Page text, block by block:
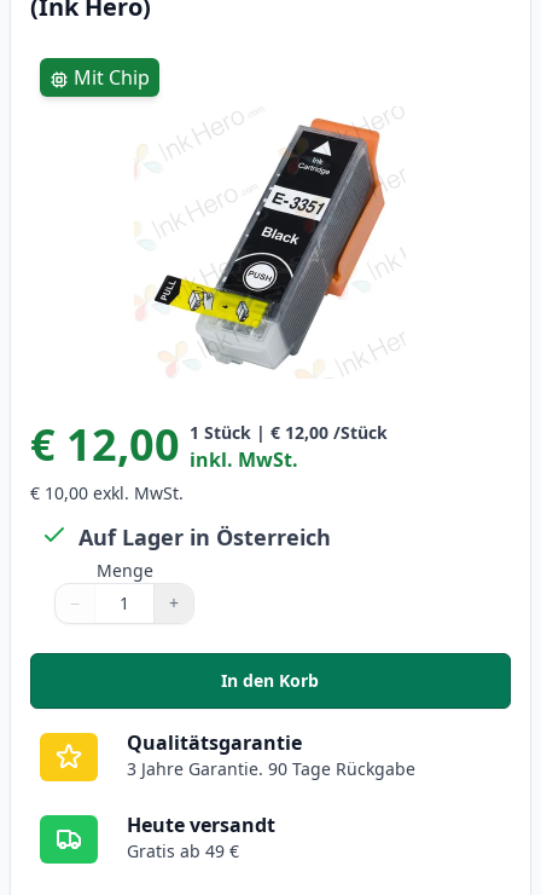
(Ink Hero)
Product information
Mit Chip
€ 12,00 1 Stück | € 12,00 /Stück
inkl. MwSt.
€ 10,00 exkl. MwSt.
Auf Lager in Österreich
Menge
Menge
Verwenden Sie die Tasten, um anzupassen
− +
Menge 1
In den Korb
, Epson 33XL schwarz XL
Qualitätsgarantie
3 Jahre Garantie. 90 Tage Rückgabe
Heute versandt
Gratis ab 49 €